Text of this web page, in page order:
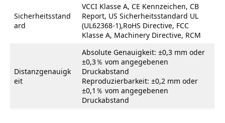
Sicherheitsstand
ard
VCCI Klasse A, CE Kennzeichen, CB
Report, US Sicherheitsstandard UL
(UL62368-1),RoHS Directive, FCC
Klasse A, Machinery Directive, RCM
Distanzgenauigk
eit
Absolute Genauigkeit: ±0,3 mm oder
±0,3％ vom angegebenen
Druckabstand
Reproduzierbarkeit: ±0,2 mm oder
±0,1％ vom angegebenen
Druckabstand